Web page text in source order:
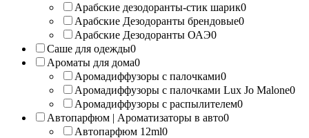
Арабские дезодоранты-стик шарик0
Арабские Дезодоранты брендовые0
Арабские Дезодоранты ОАЭ0
Саше для одежды0
Ароматы для дома0
Аромадиффузоры с палочками0
Аромадиффузоры с палочками Lux Jo Malone0
Аромадиффузоры с распылителем0
Автопарфюм | Ароматизаторы в авто0
Автопарфюм 12ml0